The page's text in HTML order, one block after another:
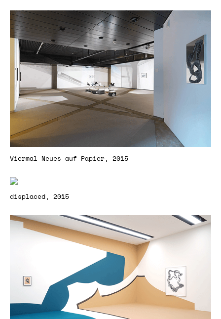
Viermal Neues auf Papier, 2015
displaced, 2015